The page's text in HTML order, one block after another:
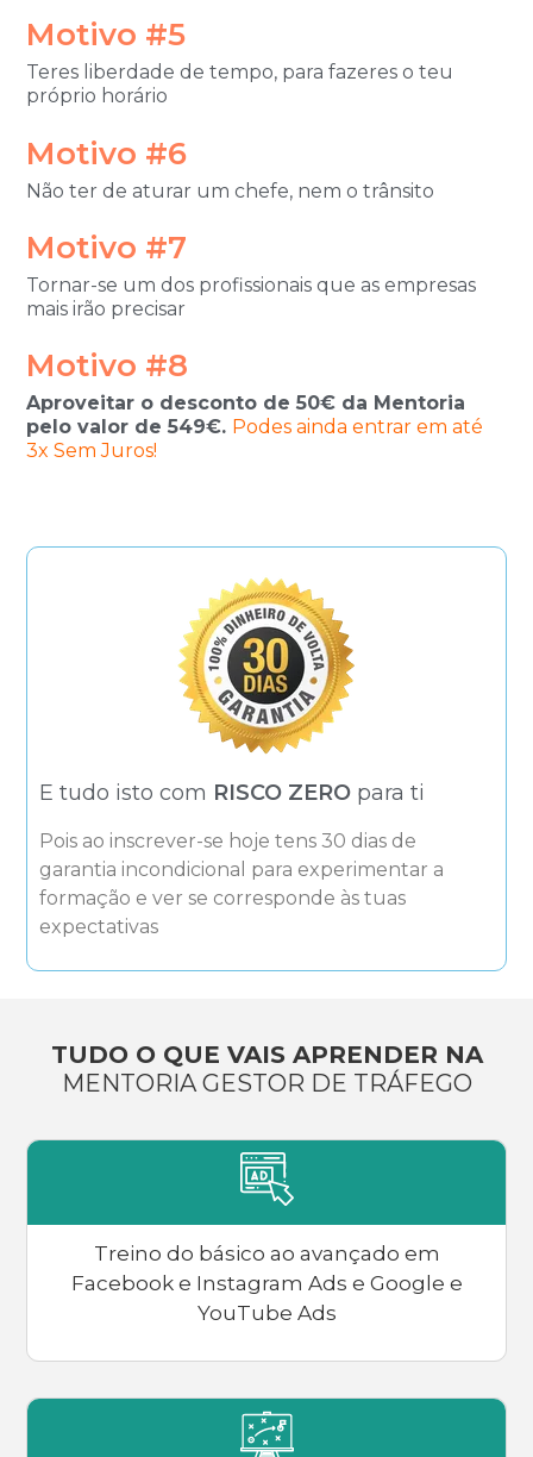
Motivo #5
Teres liberdade de tempo, para fazeres o teu
próprio horário
Motivo #6
Não ter de aturar um chefe, nem o trânsito
Motivo #7
Tornar-se um dos profissionais que as empresas
mais irão precisar
Motivo #8
Aproveitar o desconto de 50€ da Mentoria
pelo valor de 549€. Podes ainda entrar em até
3x Sem Juros!
E tudo isto com RISCO ZERO para ti
Pois ao inscrever-se hoje tens 30 dias de
garantia incondicional para experimentar a
formação e ver se corresponde às tuas
expectativas
TUDO O QUE VAIS APRENDER NA
MENTORIA GESTOR DE TRÁFEGO
Treino do básico ao avançado em
Facebook e Instagram Ads e Google e
YouTube Ads